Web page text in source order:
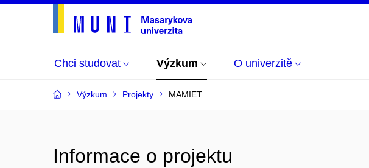
Chci studovat Výzkum O univerzitě
Výzkum Projekty MAMIET
Informace o projektu